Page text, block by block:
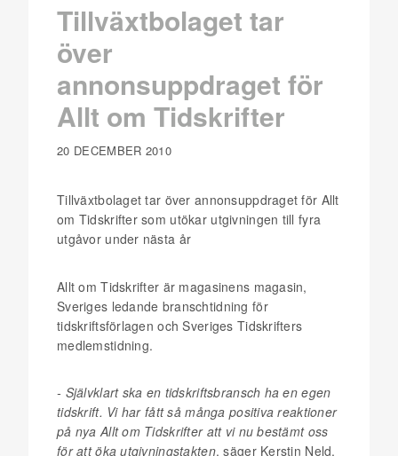
Tillväxtbolaget tar
över
annonsuppdraget för
Allt om Tidskrifter
20 DECEMBER 2010
Tillväxtbolaget tar över annonsuppdraget för Allt
om Tidskrifter som utökar utgivningen till fyra
utgåvor under nästa år
Allt om Tidskrifter är magasinens magasin,
Sveriges ledande branschtidning för
tidskriftsförlagen och Sveriges Tidskrifters
medlemstidning.
- Självklart ska en tidskriftsbransch ha en egen
tidskrift. Vi har fått så många positiva reaktioner
på nya Allt om Tidskrifter att vi nu bestämt oss
för att öka utgivningstakten, säger Kerstin Neld,